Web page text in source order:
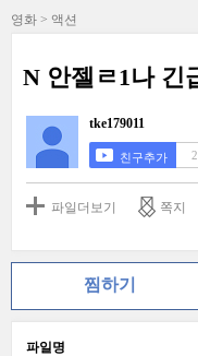
영화 > 액션
N 안젤ㄹ1나 긴
tke179011
친구추가
파일더보기 쪽지
찜하기
파일명